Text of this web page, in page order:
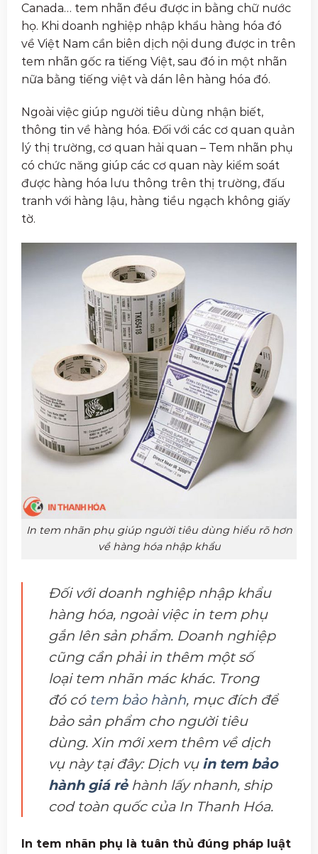
Canada… tem nhãn đều được in bằng chữ nước
họ. Khi doanh nghiệp nhập khẩu hàng hóa đó
về Việt Nam cần biên dịch nội dung được in trên
tem nhãn gốc ra tiếng Việt, sau đó in một nhãn
nữa bằng tiếng việt và dán lên hàng hóa đó.
Ngoài việc giúp người tiêu dùng nhận biết,
thông tin về hàng hóa. Đối với các cơ quan quản
lý thị trường, cơ quan hải quan – Tem nhãn phụ
có chức năng giúp các cơ quan này kiểm soát
được hàng hóa lưu thông trên thị trường, đấu
tranh với hàng lậu, hàng tiều ngạch không giấy
tờ.
In tem nhãn phụ giúp người tiêu dùng hiểu rõ hơn
về hàng hóa nhập khẩu
Đối với doanh nghiệp nhập khẩu
hàng hóa, ngoài việc in tem phụ
gắn lên sản phẩm. Doanh nghiệp
cũng cần phải in thêm một số
loại tem nhãn mác khác. Trong
đó có tem bảo hành, mục đích để
bảo sản phẩm cho người tiêu
dùng. Xin mới xem thêm về dịch
vụ này tại đây: Dịch vụ in tem bảo
hành giá rẻhành lấy nhanh, ship
cod toàn quốc của In Thanh Hóa.
In tem nhãn phụ là tuân thủ đúng pháp luật